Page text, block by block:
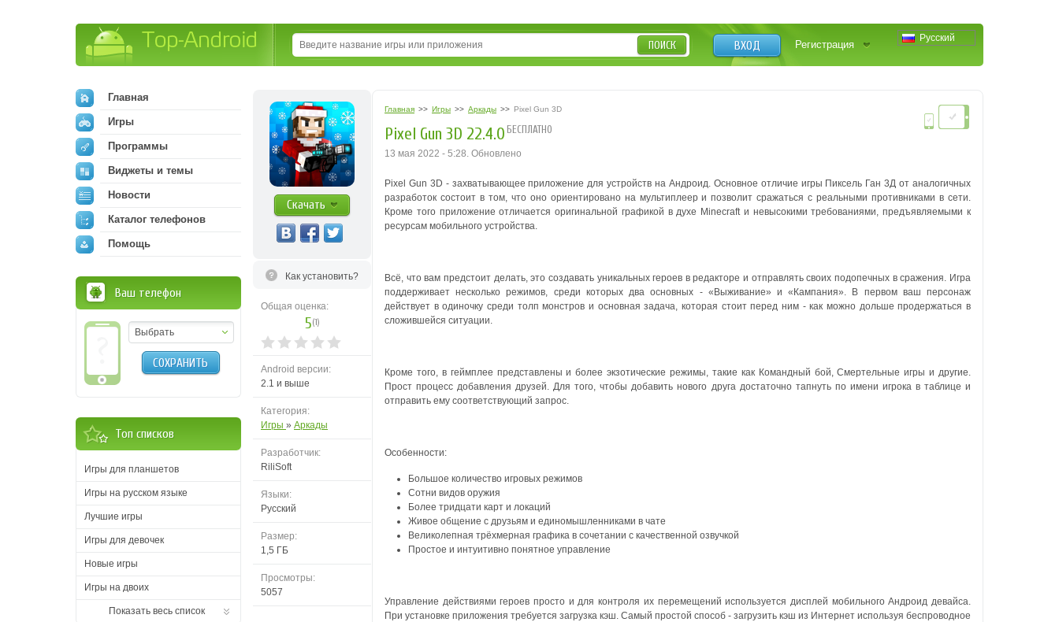
Русский
ВХОД Регистрация
ПОИСК
Скачать
Как установить?
Общая оценка:
5(1)
Android версии:
2.1 и выше
Категория:
Игры » Аркады
Разработчик:
RiliSoft
Языки:
Русский
Размер:
1,5 ГБ
Просмотры:
5057
Главная >> Игры >> Аркады >> Pixel Gun 3D
Pixel Gun 3D 22.4.0 БЕСПЛАТНО
13 мая 2022 - 5:28. Обновлено
Pixel Gun 3D - захватывающее приложение для устройств на Андроид. Основное отличие игры Пиксель Ган 3Д от аналогичных
разработок состоит в том, что оно ориентировано на мультиплеер и позволит сражаться с реальными противниками в сети.
Кроме того приложение отличается оригинальной графикой в духе Minecraft и невысокими требованиями, предъявляемыми к
ресурсам мобильного устройства.
Всё, что вам предстоит делать, это создавать уникальных героев в редакторе и отправлять своих подопечных в сражения. Игра
поддерживает несколько режимов, среди которых два основных - «Выживание» и «Кампания». В первом ваш персонаж
действует в одиночку среди толп монстров и основная задача, которая стоит перед ним - как можно дольше продержаться в
сложившейся ситуации.
Кроме того, в геймплее представлены и более экзотические режимы, такие как Командный бой, Смертельные игры и другие.
Прост процесс добавления друзей. Для того, чтобы добавить нового друга достаточно тапнуть по имени игрока в таблице и
отправить ему соответствующий запрос.
Особенности:
Большое количество игровых режимов
Сотни видов оружия
Более тридцати карт и локаций
Живое общение с друзьям и единомышленниками в чате
Великолепная трёхмерная графика в сочетании с качественной озвучкой
Простое и интуитивно понятное управление
Управление действиями героев просто и для контроля их перемещений используется дисплей мобильного Андроид девайса.
При установке приложения требуется загрузка кэш. Самый простой способ - загрузить кэш из Интернет используя беспроводное
Главная
Игры
Программы
Виджеты и темы
Новости
Каталог телефонов
Помощь
Ваш телефон
Выбрать
СОХРАНИТЬ
Топ списков
Игры для планшетов
Игры на русском языке
Лучшие игры
Игры для девочек
Новые игры
Игры на двоих
Показать весь список